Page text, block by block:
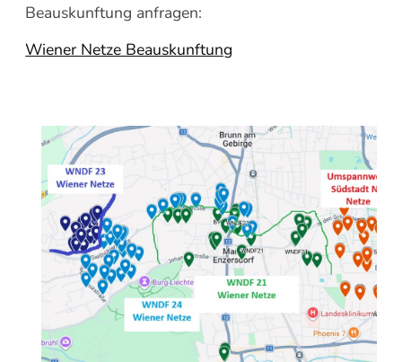
Beauskunftung anfragen:
Wiener Netze Beauskunftung